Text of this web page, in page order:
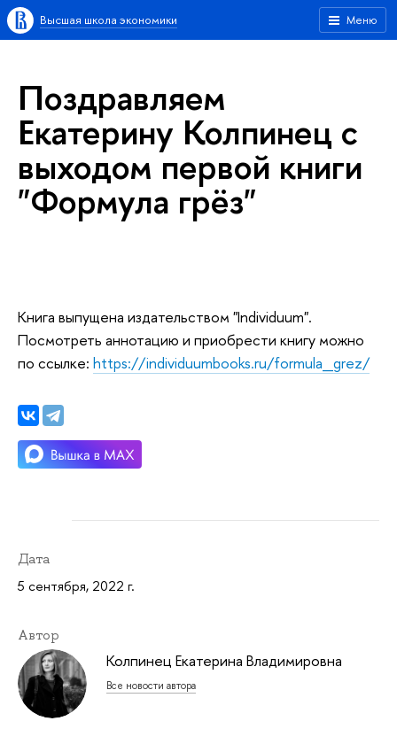
Меню
Высшая школа экономики
Поздравляем
Екатерину Колпинец с
выходом первой книги
"Формула грёз"
Книга выпущена издательством "Individuum".
Посмотреть аннотацию и приобрести книгу можно
по ссылке: https://individuumbooks.ru/formula_grez/
Дата
5 сентября, 2022 г.
Автор
Колпинец Екатерина Владимировна
Все новости автора